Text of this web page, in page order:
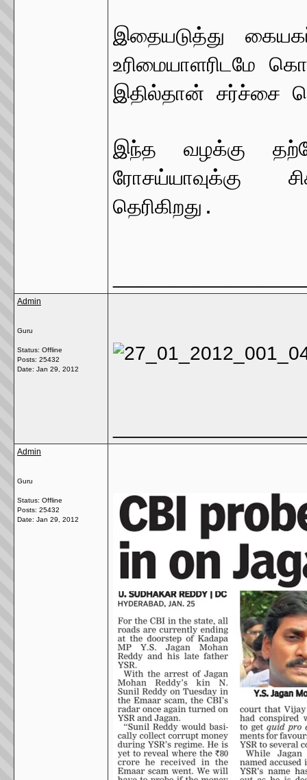
இதையடுத்து
உரிமையாளரிடமே
இதில்தான் சர்ச்சை
இந்த வழக்கு
ரோசய்யாவுக்கு
தெரிகிறது.
Admin
Guru
Status: Offline
Posts: 25432
Date: Jan 29, 2012
Admin
Guru
Status: Offline
Posts: 25432
Date: Jan 29, 2012